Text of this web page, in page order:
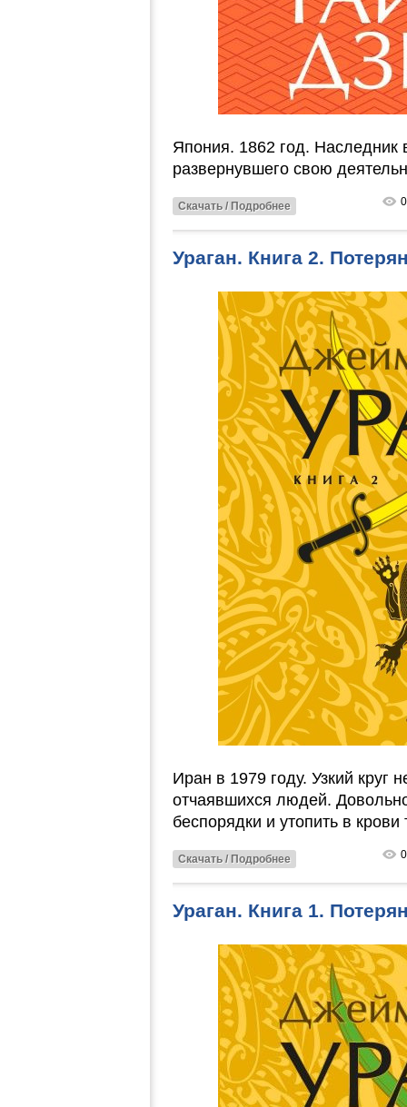
Япония. 1862 год. Наследник
развернувшего свою
Скачать / Подробнее 0
Ураган. Книга 2.
Иран в 1979 году. Узкий круг
отчаявшихся людей.
беспорядки и утопить в
Скачать / Подробнее 0
Ураган. Книга 1.